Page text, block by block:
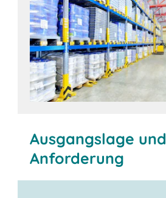
Ausgangslage und
Anforderung